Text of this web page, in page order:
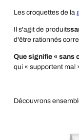
Les croquettes de la
Il s'agit de produits
d'être rationnés
Que signifie « sans
qui « supportent mal
Découvrons